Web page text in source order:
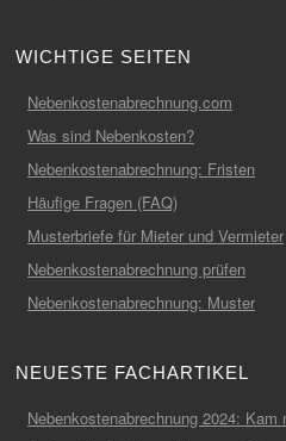
WICHTIGE SEITEN
Nebenkostenabrechnung.com
Was sind Nebenkosten?
Nebenkostenabrechnung: Fristen
Häufige Fragen (FAQ)
Musterbriefe für Mieter und Vermieter
Nebenkostenabrechnung prüfen
Nebenkostenabrechnung: Muster
NEUESTE FACHARTIKEL
Nebenkostenabrechnung 2024: